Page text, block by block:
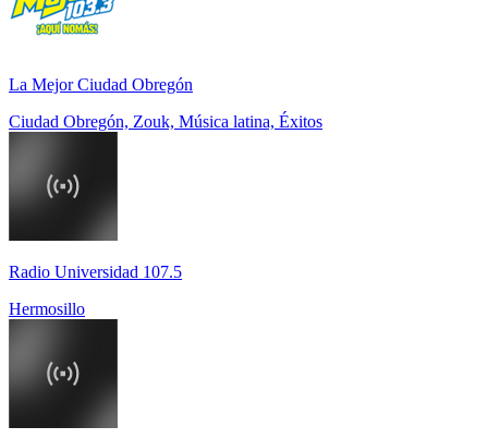
La Mejor Ciudad Obregón
Ciudad Obregón, Zouk, Música latina, Éxitos
Radio Universidad 107.5
Hermosillo